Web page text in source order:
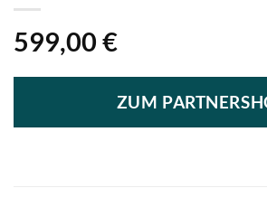
599,00 €
ZUM